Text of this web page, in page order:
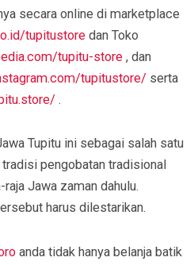
secara online di marketplace
tupitustore dan Toko
tupitu-store , dan
tupitustore/ serta
.
Tupitu ini sebagai salah satu
pengobatan tradisional
Jawa zaman dahulu.
harus dilestarikan.
anda tidak hanya belanja batik